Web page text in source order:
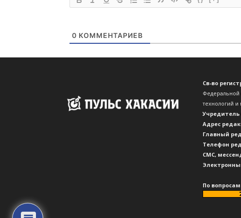
0 КОММЕНТАРИЕВ
Св-во
технологий
Адрес
Главный
Телефон
CМС,
По